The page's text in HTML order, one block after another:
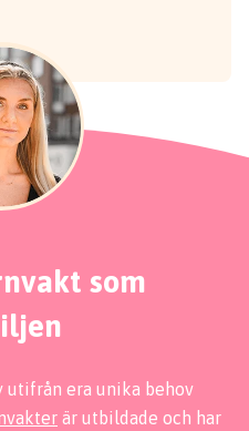
som
utifrån era unika behov
är utbildade och har